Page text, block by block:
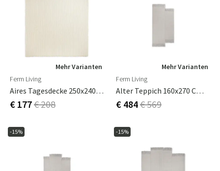
Mehr Varianten
Ferm Living
Aires Tagesdecke 250x240 Cm Undyed
€ 177€ 208
Mehr Varianten
Ferm Living
Alter Teppich 160x270 Cm - Natural
€ 484€ 569
-15% -15%